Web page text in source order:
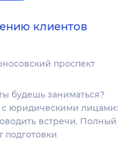
клиентов
проспект
будешь заниматься?
с юридическими лицами:
встречи. Полный
подготовки